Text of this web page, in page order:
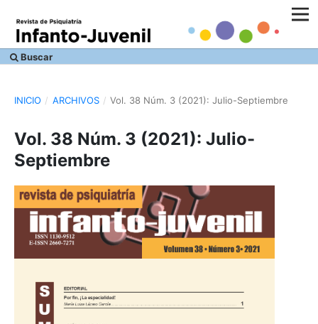
Buscar
INICIO / ARCHIVOS / Vol. 38 Núm. 3 (2021): Julio-Septiembre
Vol. 38 Núm. 3 (2021): Julio-
Septiembre